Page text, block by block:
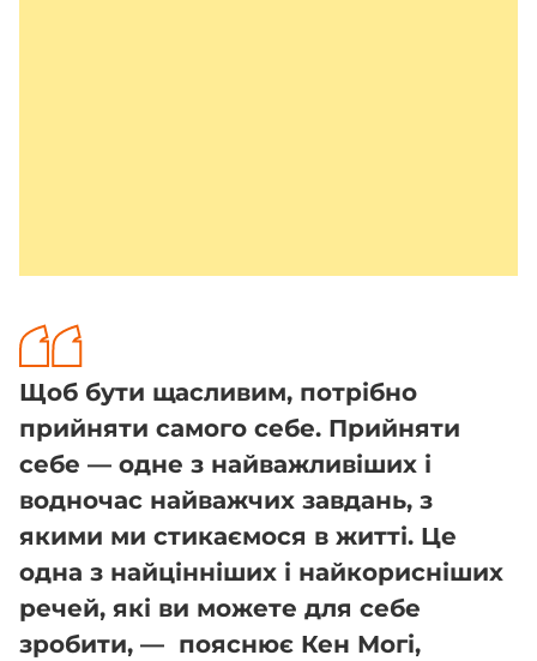
Щоб бути щасливим, потрібно
прийняти самого себе. Прийняти
себе — одне з найважливіших і
водночас найважчих завдань, з
якими ми стикаємося в житті. Це
одна з найцінніших і найкорисніших
речей, які ви можете для себе
зробити, — пояснює Кен Могі,